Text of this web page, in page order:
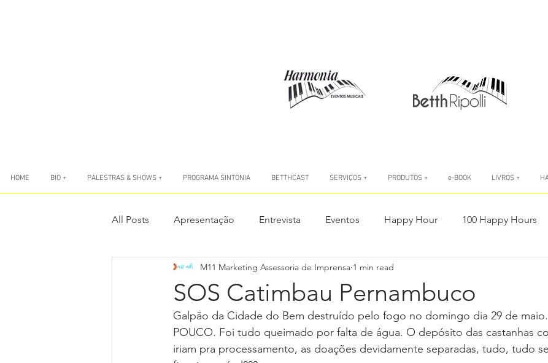
HOME BIO + PALESTRAS & SHOWS + PROGRAMA SINTONIA BETTHCAST SERVIÇOS + PRODUTOS + e-BOOK LIVROS +
All Posts Apresentação Entrevista Eventos Happy Hour 100 Happy Hours
Livro Sete Ponto Zero Livro #AtitudeÉTudo
Livro Bem Viva de Corpo e Alma Livro Emoções Lançamento Longevidade
SOS Catimbau Pernambuco
M11 Marketing Assessoria de Imprensa 1 min read
Galpão da Cidade do Bem destruído pelo fogo no domingo dia 29 de maio.
POUCO. Foi tudo queimado por falta de água. O depósito das castanhas
iriam pra processamento, as doações devidamente separadas, tudo, tudo